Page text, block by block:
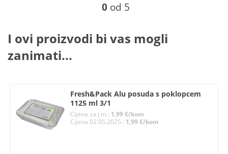
0 od 5
I ovi proizvodi bi vas mogli
zanimati...
Fresh&Pack Alu posuda s poklopcem
1125 ml 3/1
Cijena za j.m.: 1,99 €/kom
Cijena 02.05.2025.: 1,99 €/kom